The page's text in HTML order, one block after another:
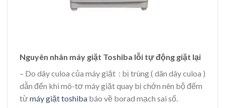
Nguyên nhân máy giặt Toshiba lỗi tự động giặt lại
– Do dây culoa của máy giặt : bị trùng ( dãn dây culoa )
dẫn đến khi mô-tơ máy giặt quay bị chớn nên bộ đếm
từmáy giặt toshiba báo về borad mạch sai số.